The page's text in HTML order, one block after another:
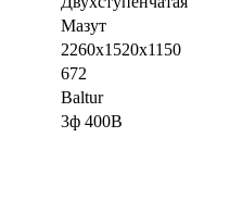
Мазут
2260x1520x1150
672
Baltur
3ф 400В